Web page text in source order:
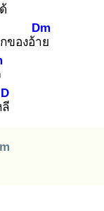
ของอ้าย
Dm
D